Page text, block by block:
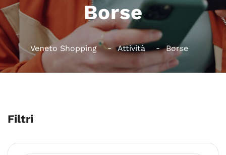
Borse
Veneto Shopping Attività Borse
Filtri